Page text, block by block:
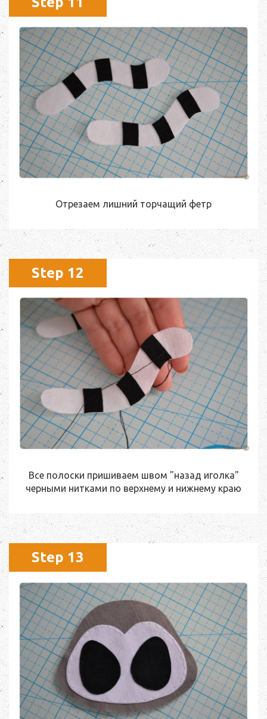
Отрезаем лишний торчащий фетр
Step 12
Все полоски пришиваем швом "назад иголка"
черными нитками по верхнему и нижнему краю
Step 13